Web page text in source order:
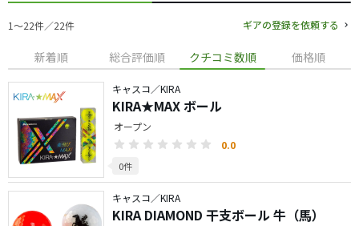
1〜22件／22件 ギアの登録を依頼する
新着順 総合評価順 クチコミ数順 価格順
キャスコ／KIRA
KIRA★MAX ボール
オープン
0.0
0件
キャスコ／KIRA
KIRA DIAMOND 干支ボール 牛（馬）